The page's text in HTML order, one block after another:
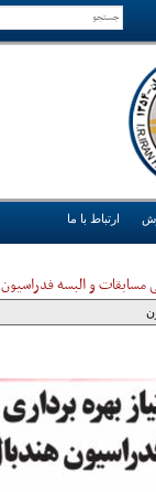
ارتباط با ما
مسابقات و البسه فدراسیون